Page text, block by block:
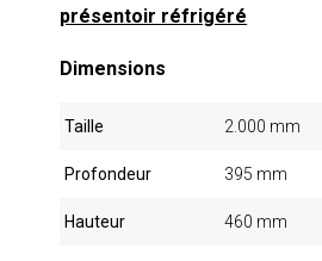
présentoir réfrigéré
Dimensions
Taille 2.000 mm
Profondeur 395 mm
Hauteur 460 mm